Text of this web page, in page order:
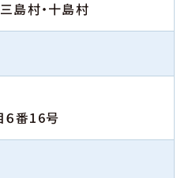
島村・十島村
番16号